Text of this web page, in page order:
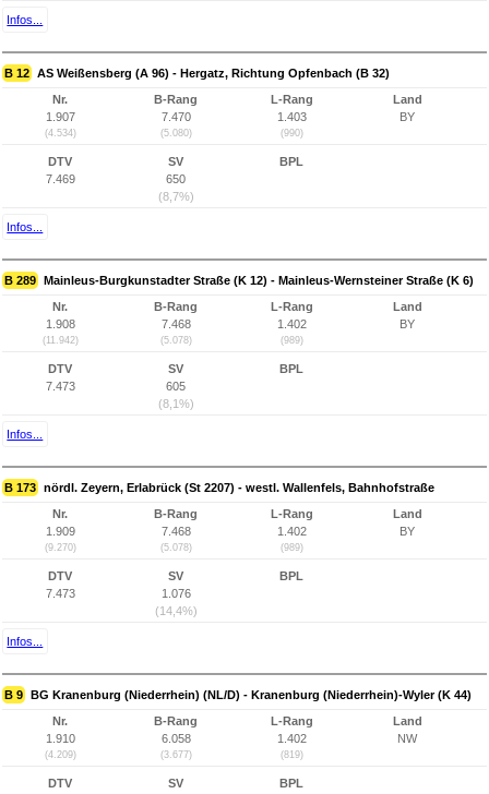
Infos...
B 12 AS Weißensberg (A 96) - Hergatz, Richtung Opfenbach (B 32)
Nr.
1.907
(4.534)
B-Rang
7.470
(5.080)
L-Rang
1.403
(990)
Land
BY
DTV
7.469
SV
650
(8,7%)
BPL
Infos...
B 289 Mainleus-Burgkunstadter Straße (K 12) - Mainleus-Wernsteiner Straße (K 6)
Nr.
1.908
(11.942)
B-Rang
7.468
(5.078)
L-Rang
1.402
(989)
Land
BY
DTV
7.473
SV
605
(8,1%)
BPL
Infos...
B 173 nördl. Zeyern, Erlabrück (St 2207) - westl. Wallenfels, Bahnhofstraße
Nr.
1.909
(9.270)
B-Rang
7.468
(5.078)
L-Rang
1.402
(989)
Land
BY
DTV
7.473
SV
1.076
(14,4%)
BPL
Infos...
B 9 BG Kranenburg (Niederrhein) (NL/D) - Kranenburg (Niederrhein)-Wyler (K 44)
Nr.
1.910
(4.209)
B-Rang
6.058
(3.677)
L-Rang
1.402
(819)
Land
NW
DTV
SV
BPL